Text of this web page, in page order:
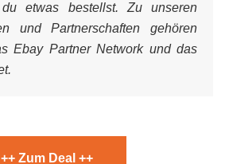
etwas bestellst. Zu unseren
und Partnerschaften gehören
Ebay Partner Network und das
++ Zum Deal ++